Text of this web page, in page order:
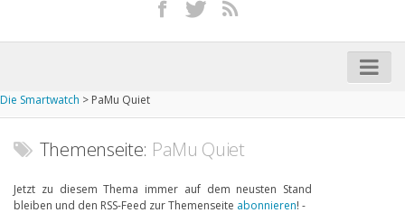
iPhone kaufen
Startseite
Aktuelle Smartwatches im Test
Die Smartwatch > PaMu Quiet
Themenseite: PaMu Quiet
Jetzt zu diesem Thema immer auf dem neusten Stand
bleiben und den RSS-Feed zur Themenseite abonnieren! -